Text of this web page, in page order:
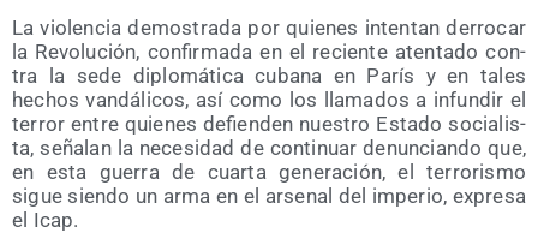
La vio­len­cia demos­tra­da por quie­nes inten­tan derro­car
la Revo­lu­ción, con­fir­ma­da en el recien­te aten­ta­do con­
tra la sede diplo­má­ti­ca cuba­na en París y en tales
hechos van­dá­li­cos, así como los lla­ma­dos a infun­dir el
terror entre quie­nes defien­den nues­tro Esta­do socia­lis­
ta, seña­lan la nece­si­dad de con­ti­nuar denun­cian­do que,
en esta gue­rra de cuar­ta gene­ra­ción, el terro­ris­mo
sigue sien­do un arma en el arse­nal del impe­rio, expre­sa
el Icap.